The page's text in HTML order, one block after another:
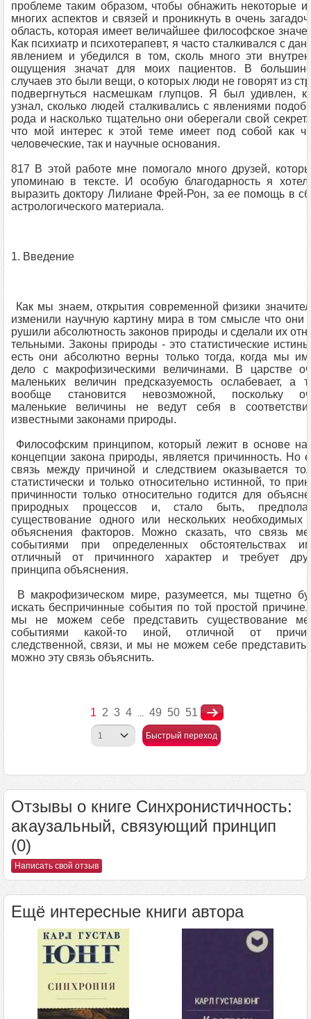
проблеме таким образом, чтобы обнажить некоторые
многих аспектов и связей и проникнуть в очень
область, которая имеет величайшее философское
Как психиатр и психотерапевт, я часто сталкивался с
явлением и убедился в том, сколь много эти
ощущения значат для моих пациентов. В
случаев это были вещи, о которых люди не говорят из
под­вергнуться насмешкам глупцов. Я был удивлен,
узнал, сколько людей сталкивались с явлениями
рода и насколько тщательно они оберегали свой секрет.
что мой интерес к этой теме имеет под собой как
человеческие, так и научные основания.
817 В этой работе мне помогало много друзей,
упоминаю в тексте. И особую благодарность я
выразить доктору Лилиане Фрей-Рон, за ее помощь в
астрологического материала.
1. Введение
Как мы знаем, открытия современной физики
изменили научную картину мира в том смысле что они
рушили абсолютность законов природы и сделали их
тельными. Законы природы - это статистические
есть они абсолютно верны только тогда, когда мы
дело с макрофизическими величинами. В царстве
маленьких величин предсказуемость ослабевает, а
вообще становится невозможной, поскольку
маленькие величины не ведут себя в
известными законами природы.
Философским принципом, который лежит в основе
концепции закона природы, является причинность. Но
связь между причиной и следствием оказывается
статистически и только относительно истинной, то
причинности только относительно годится для
природных процессов и, стало быть,
существо­вание одного или нескольких необходимых
объяснения факторов. Можно сказать, что связь
событиями при определенных обстоятельствах
отличный от причинного характер и требует
принципа объяснения.
В макрофизическом мире, разумеется, мы тщетно
искать беспричинные события по той простой причине,
мы не можем себе представить существование
событиями какой-то иной, отличной от
следственной, связи, и мы не можем себе представить,
можно эту связь объяснить.
1 2 3 4 ... 49 50 51
Быстрый переход
Отзывы о книге Синхронистичность:
акаузальный, связующий принцип
(0)
Написать свой отзыв
Ещё интересные книги автора